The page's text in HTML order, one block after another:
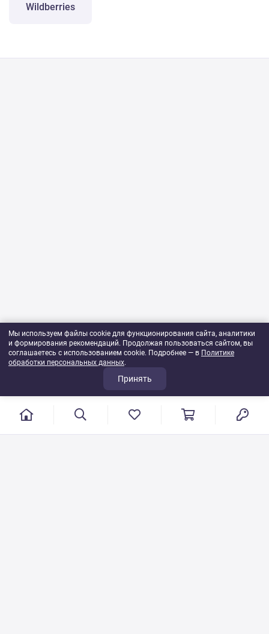
Wildberries
Мы используем файлы cookie для функционирования сайта, аналитики
и формирования рекомендаций. Продолжая пользоваться сайтом, вы
соглашаетесь с использованием cookie. Подробнее — в Политике
обработки персональных данных.
Принять